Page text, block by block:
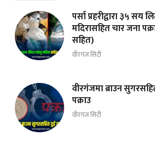
पर्सा प्रहरीद्वारा ३५ सय
मदिरासहित चार जना
सहित)
वीरगंज सिटी
वीरगंजमा ब्राउन
पक्राउ
वीरगंज सिटी